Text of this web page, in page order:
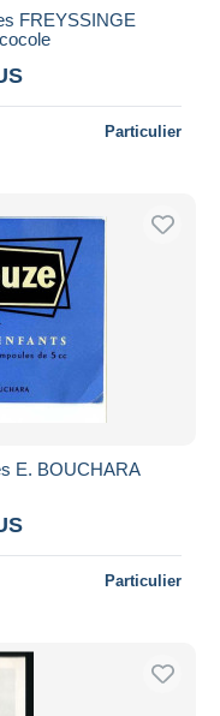
FREYSSINGE
Particulier
E. BOUCHARA
Particulier